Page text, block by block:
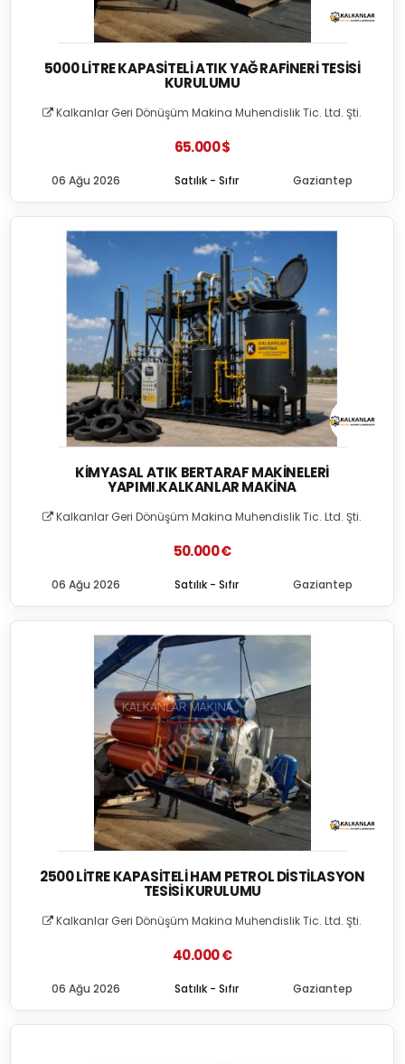
5000 LITRE KAPASITELI ATIK YAĞ RAFINERI TESISI
KURULUMU
Kalkanlar Geri Dönüşüm Makina Muhendislik Tic. Ltd. Şti.
65.000 $
Satılık - Sıfır
06 Ağu 2026 Gaziantep
KIMYASAL ATIK BERTARAF MAKINELERI
YAPIMI.KALKANLAR MAKINA
Kalkanlar Geri Dönüşüm Makina Muhendislik Tic. Ltd. Şti.
50.000 €
Satılık - Sıfır
06 Ağu 2026 Gaziantep
2500 LITRE KAPASITELI HAM PETROL DISTILASYON
TESISI KURULUMU
Kalkanlar Geri Dönüşüm Makina Muhendislik Tic. Ltd. Şti.
40.000 €
Satılık - Sıfır
06 Ağu 2026 Gaziantep